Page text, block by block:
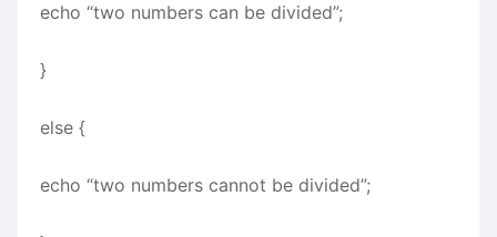
echo “two numbers can be divided”;
}
else {
echo “two numbers cannot be divided”;